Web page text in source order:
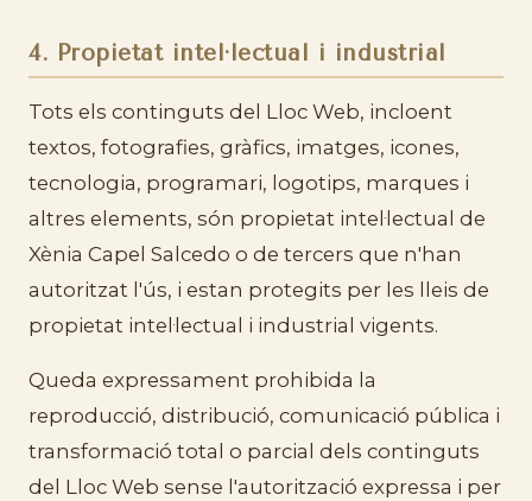
4. Propietat intel·lectual i industrial
Tots els continguts del Lloc Web, incloent
textos, fotografies, gràfics, imatges, icones,
tecnologia, programari, logotips, marques i
altres elements, són propietat intel·lectual de
Xènia Capel Salcedo o de tercers que n'han
autoritzat l'ús, i estan protegits per les lleis de
propietat intel·lectual i industrial vigents.
Queda expressament prohibida la
reproducció, distribució, comunicació pública i
transformació total o parcial dels continguts
del Lloc Web sense l'autorització expressa i per